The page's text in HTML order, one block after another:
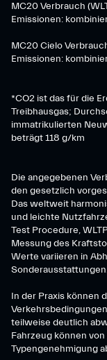
MC20 Verbrauch
Emissionen:
MC20 Cielo
Emissionen:
*CO2 ist das für die
Treibhausgas;
immatrikulierten
beträgt 118 g/km
Die angegebenen
den gesetzlich
Das weltweit
und leichte
Test Procedure,
Messung des
Werte variieren in
In der Praxis können
teilweise deutlich
Fahrzeug können
Typengenehmigung